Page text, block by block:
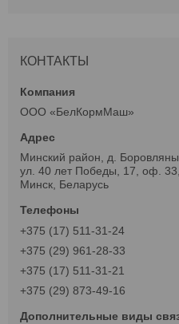
КОНТАКТЫ
ООО «БелКормМаш»
Минский район, д. Боровляны,
ул. 40 лет Победы, 17, оф. 33,
Минск, Беларусь
+375 (17) 511-31-24
+375 (29) 961-28-33
+375 (17) 511-31-21
+375 (29) 873-49-16